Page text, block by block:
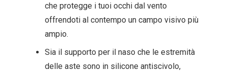
che protegge i tuoi occhi dal vento
offrendoti al contempo un campo visivo più
ampio.
Sia il supporto per il naso che le estremità
delle aste sono in silicone antiscivolo,